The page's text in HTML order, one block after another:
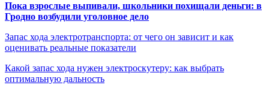
Пока взрослые выпивали, школьники похищали деньги: в
Гродно возбудили уголовное дело
Запас хода электротранспорта: от чего он зависит и как
оценивать реальные показатели
Какой запас хода нужен электроскутеру: как выбрать
оптимальную дальность